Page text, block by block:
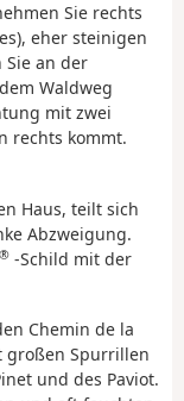
Sie rechts
eher steinigen
Sie an der
Waldweg
mit zwei
rechts kommt.
Haus, teilt sich
Abzweigung.
-Schild mit der
Chemin de la
großen Spurrillen
und des Paviot.